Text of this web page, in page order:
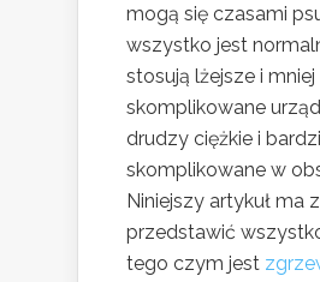
mogą się czasami
wszystko jest
stosują lżejsze i mniej
skomplikowane
drudzy ciężkie i
skomplikowane w
Niniejszy artykuł ma
przedstawić
tego czym jest